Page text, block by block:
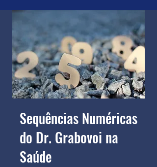
Sequências Numéricas
do Dr. Grabovoi na
Saúde